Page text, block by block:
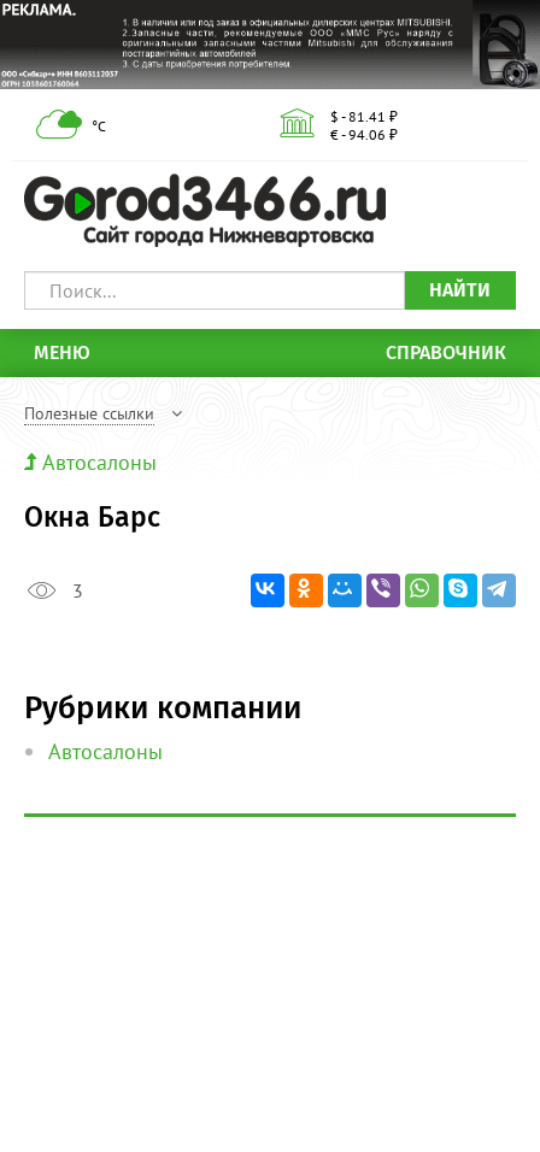
°С
$ - 81.41 ₽
€ - 94.06 ₽
НАЙТИ
МЕНЮ СПРАВОЧНИК
Полезные ссылки
Автосалоны
Окна Барс
3
Рубрики компании
Автосалоны